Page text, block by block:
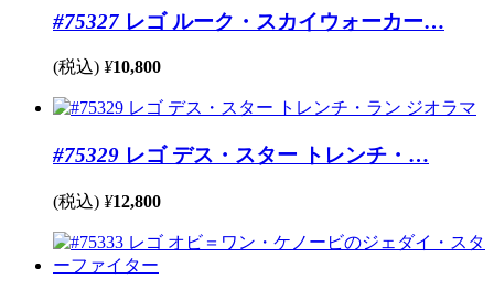
#75327 レゴ ルーク・スカイウォーカー…
(税込) ¥10,800
#75329 レゴ デス・スター トレンチ・…
(税込) ¥12,800